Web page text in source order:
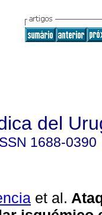
del
1688-0390
et al.